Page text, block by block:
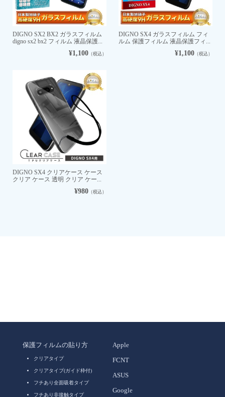
DIGNO SX2 BX2 ガラスフィルム
digno sx2 bx2 フィルム 液晶保護...
¥1,100（税込）
DIGNO SX4 ガラスフィルム フィ
ルム 保護フィルム 液晶保護フィ...
¥1,100 （税込）
DIGNO SX4 クリアケース ケース
クリア ケース 透明 クリア ケー...
¥980（税込）
保護フィルムの貼り方
クリアタイプ
クリアタイプ(ガイド枠付)
フチあり全面吸着タイプ
フチあり非接触タイプ
Apple
FCNT
ASUS
Google